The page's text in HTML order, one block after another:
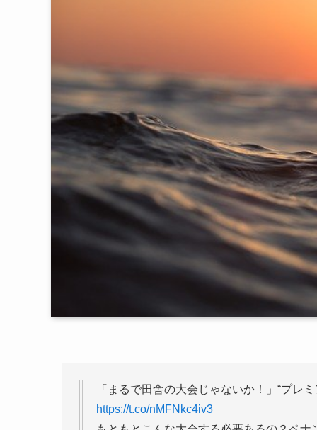
「まるで田舎の大会じゃないか！」“プレ
https://t.co/nMFNkc4iv3